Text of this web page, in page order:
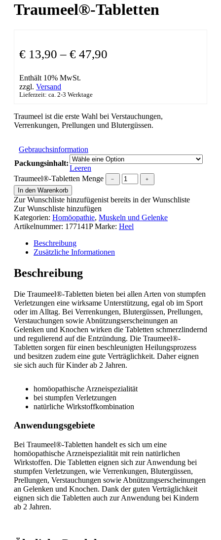
Traumeel®-Tabletten
€ 13,90 – € 47,90
Enthält 10% MwSt.
zzgl. Versand
Lieferzeit: ca. 2-3 Werktage
Traumeel ist die erste Wahl bei Verstauchungen,
Verrenkungen, Prellungen und Blutergüssen.
Gebrauchsinformation
Packungsinhalt:
Leeren
Traumeel®-Tabletten Menge
﹣
﹢
In den Warenkorb
Zur Wunschliste hinzufügenist bereits in der Wunschliste
Zur Wunschliste hinzufügen
Kategorien: Homöopathie, Muskeln und Gelenke
Artikelnummer: 177141P Marke: Heel
Beschreibung
Zusätzliche Informationen
Beschreibung
Die Traumeel®-Tabletten bieten bei allen Arten von stumpfen
Verletzungen eine wirksame Unterstützung, egal ob im Sport
oder im Alltag. Bei Verrenkungen, Blutergüssen, Prellungen,
Verstauchungen sowie Abnützungserscheinungen an
Gelenken und Knochen wirken die Tabletten schmerzlindernd
und regulierend auf die Entzündung. Die Traumeel®-
Tabletten sorgen für einen beschleunigten Heilungsprozess
und besitzen zudem eine gute Verträglichkeit. Daher eignen
sie sich auch für Kinder ab 2 Jahren.
homöopathische Arzneispezialität
bei stumpfen Verletzungen
natürliche Wirkstoffkombination
Anwendungsgebiete
Bei Traumeel®-Tabletten handelt es sich um eine
homöopathische Arzneispezialität mit rein natürlichen
Wirkstoffen. Die Tabletten eignen sich zur Anwendung bei
stumpfen Verletzungen, wie Verrenkungen, Blutergüssen,
Prellungen, Verstauchungen sowie Abnützungserscheinungen
an Gelenken und Knochen. Dank der guten Verträglichkeit
eignen sich die Tabletten auch zur Anwendung bei Kindern
ab 2 Jahren.